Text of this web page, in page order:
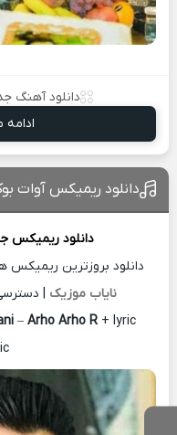
دانلود آهنگ
دانلود ریمیکس آوات
دانلود ریمیکس
دانلود بروزترین ریمیکس
نایاب موزیک |
– Arho Arho R+ lyric